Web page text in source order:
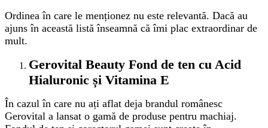
Ordinea în care le menționez nu este relevantă. Dacă au
ajuns în această listă înseamnă că îmi plac extraordinar de
mult.
Gerovital Beauty Fond de ten cu Acid
Hialuronic și Vitamina E
În cazul în care nu ați aflat deja brandul românesc
Gerovital a lansat o gamă de produse pentru machiaj.